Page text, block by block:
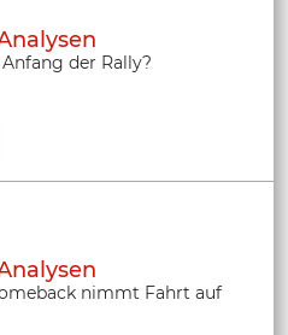
der Rally?
nimmt Fahrt auf